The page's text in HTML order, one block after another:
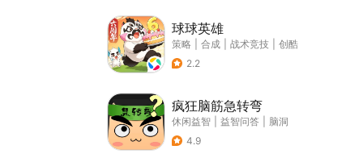
球球英雄
策略 合成 战术竞技
创酷
2.2
疯狂脑筋急转弯
休闲益智 益智问答
脑洞
4.9